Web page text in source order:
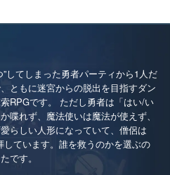
”してしまった勇者パーティから1人だ
ともに迷宮からの脱出を目指すダン
RPGです。 ただし勇者は「はい/い
喋れず、魔法使いは魔法が使えず、
らしい人形になっていて、僧侶は
ています。誰を救うのかを選ぶの
です。